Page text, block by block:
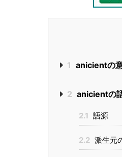
1 anicientの
2 anicientの
2.1 語源
2.2 派生元